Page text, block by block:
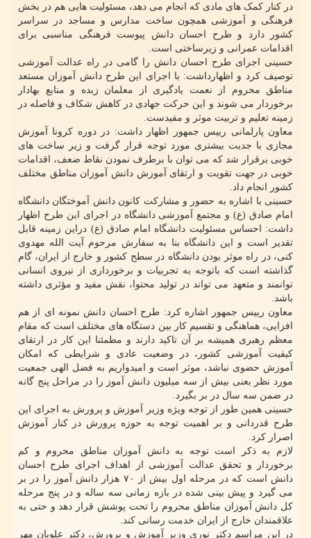
در کنار کمک های مادی که انجام می دهد، مسئولیت هایی هم در بخش
فرهنگی و آموزشی همچون ساخت مدارس و مساجد در سراسر
کشور دارد و طرح احسان دانش پیوست فرهنگی مناسبی برای
اقدامات عمرانی و زیرساختی است.
حسینی اجرای طرح احسان دانش را گامی در راه عدالت آموزشی
توصیف کرد و اظهارداشت: با اجرای این طرح دانش آموزان مستعد
مناطق محروم از نعمت یادگیری از معلمان زبده و منابع بهادار
برخوردار می شوند و این حرکت جهادی در کاهش شکاف و فاصله در
زمینه تعلیم و تربیت موثر و مفیدست.
معاون پارلمانی رییس جمهور اظهار داشت: در دوره کرونا آموزش
مجازی با جدیت بیشتری مورد توجه قرار گرفت و زیر ساخت های
خوبی برقرار شد که می توان با برطرف نمودن نقاط ضعف، اقدامات
خوبی در جهت تقویت و ارتقای آموزش دانش آموزان مناطق مختلف
کشور انجام داد.
حسینی با اشاره به حضور و مشارکت کانون دانش آموختگان دانشگاه
امام صادق (ع) و مجتمع آموزشی دانشگاه در اجرای این طرح اظهار
داشت: احساس مسئولیت دانشگاه امام صادق (ع) دراین زمینه قابل
تقدیر است و این دانشگاه بنا به سفارش مرحوم آیت الله مهدوی
کنی، در راه موثر بودن دانشگاه در سطح کشور و خارج از ایران، گام
گذاشته است که باتوجه به تجربیات و برخورداری از نیروی انسانی
توانمند و متعهد می تواند در تولید محتوا، نقش مفید و مؤثری داشته
باشد.
معاون رییس جمهور اشاره کرد: طرح احسان دانش نمونه ای از هم
افزایی، هماهنگی و تقسیم کار بین دستگاه های مختلف است که مقام
معظم رهبری همیشه بر آن تاکید دارند و مطمئنا این کار در ارتقای
کیفیت آموزشی کشور، در وضعیت عادی و شرایطی که امکان
آموزش حضوی نباشد، موثر است و امیدواریم به فضل الهی جمعیت
مورد نظر بعنی بیش از سه میلیون دانش آموز را در مراحل پنج گانه
در ضمن سه سال در بر بگیرد.
حسینی همین طور از توجه ویژه وزیر آموزش و پرورش به اجرای این
طرح قدردانی و بر اهمیت توجه به حوزه پرورش در کنار آموزش
اصرار کرد.
لازم به ذکر است توجه به دانش آموزان مناطق محروم و کم
برخوردار و تحقق عدالت آموزشی از اهداف اجرای طرح احسان
دانش است که در مرحله اول بیش از ۷۰ هزار دانش آموز را در بر
می گیرد و پیش بینی شده در بازه زمانی سه ساله و در پنج مرحله
کل دانش آموزان مناطق محروم را تحت پوشش قرار دهد و حتی به
علاقمندان خارج از ایران خدمت رسانی کند.
در این مراسم دکتر نوری وزیر آموزش و پرورش، دکتر علویان مهر